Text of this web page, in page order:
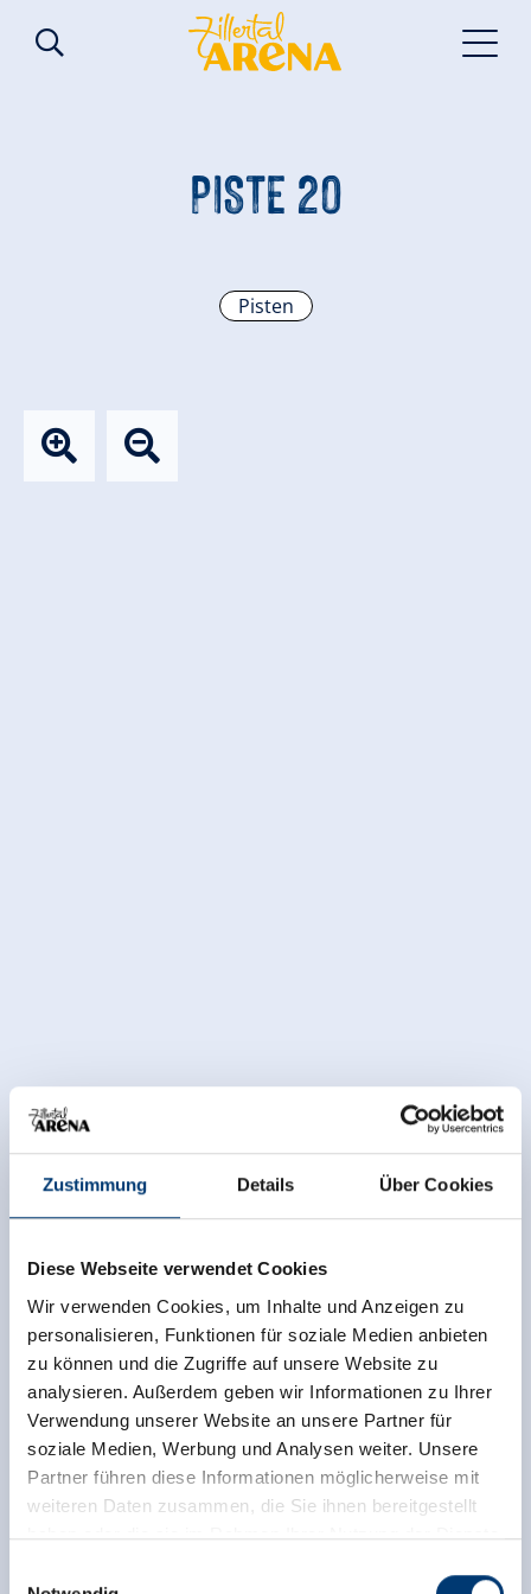
Zustimmung Details Über Cookies
Diese Webseite verwendet Cookies
Wir verwenden Cookies, um Inhalte und Anzeigen zu
personalisieren, Funktionen für soziale Medien anbieten
zu können und die Zugriffe auf unsere Website zu
analysieren. Außerdem geben wir Informationen zu Ihrer
Verwendung unserer Website an unsere Partner für
soziale Medien, Werbung und Analysen weiter. Unsere
Partner führen diese Informationen möglicherweise mit
weiteren Daten zusammen, die Sie ihnen bereitgestellt
haben oder die sie im Rahmen Ihrer Nutzung der Dienste
PISTE 20
Pisten